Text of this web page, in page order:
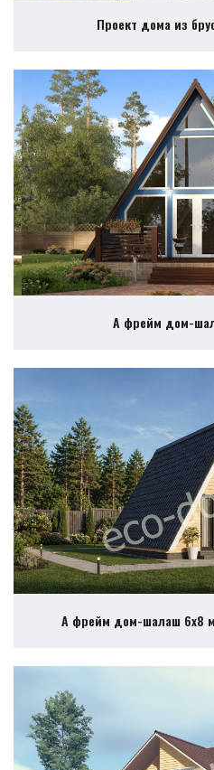
Проект дома из
А фрейм дом-
А фрейм дом-шалаш 6х8